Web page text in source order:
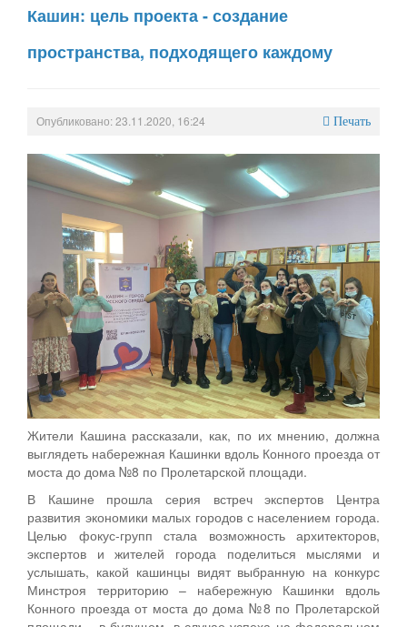
Кашин: цель проекта - создание
пространства, подходящего каждому
Опубликовано: 23.11.2020, 16:24 Печать
Жители Кашина рассказали, как, по их мнению, должна
выглядеть набережная Кашинки вдоль Конного проезда от
моста до дома №8 по Пролетарской площади.
В Кашине прошла серия встреч экспертов Центра
развития экономики малых городов с населением города.
Целью фокус-групп стала возможность архитекторов,
экспертов и жителей города поделиться мыслями и
услышать, какой кашинцы видят выбранную на конкурс
Минстроя территорию – набережную Кашинки вдоль
Конного проезда от моста до дома №8 по Пролетарской